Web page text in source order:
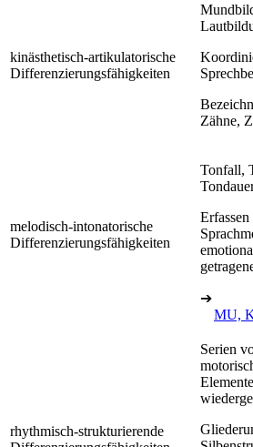
kinästhetisch-artikulatorische
Differenzierungsfähigkeiten
Zähne,
melodisch-intonatorische
Differenzierungsfähigkeiten
Tonfall,
➔
MU,
rhythmisch-strukturierende
Serien